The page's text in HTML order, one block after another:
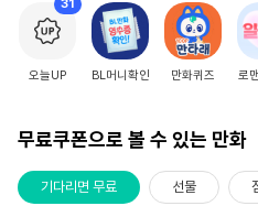
31
오늘UP BL머니확인 만화퀴즈 로
무료쿠폰으로 볼 수 있는 만화
기다리면 무료 선물